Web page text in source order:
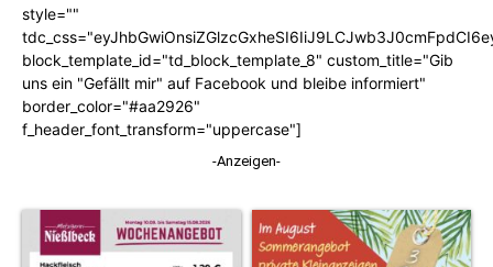
style=""
block_template_id="td_block_template_8" custom_title="Gib
uns ein "Gefällt mir" auf Facebook und bleibe informiert"
border_color="#aa2926"
f_header_font_transform="uppercase"]
-Anzeigen-